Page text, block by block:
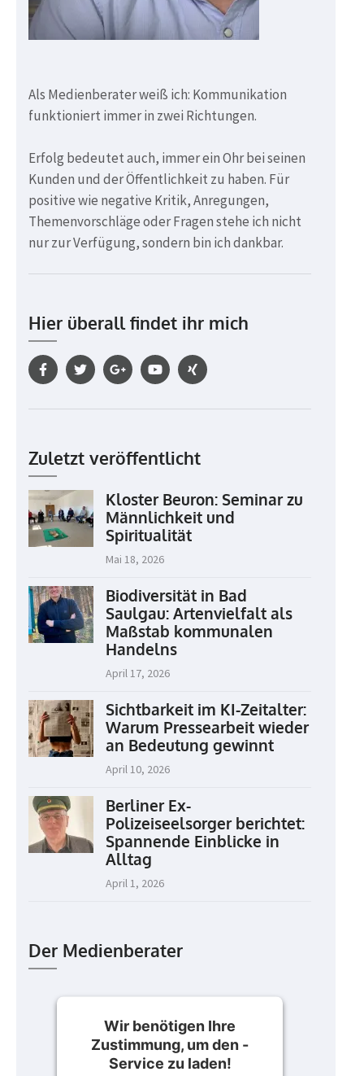
Als Medienberater weiß ich: Kommunikation
funktioniert immer in zwei Richtungen.
Erfolg bedeutet auch, immer ein Ohr bei seinen
Kunden und der Öffentlichkeit zu haben. Für
positive wie negative Kritik, Anregungen,
Themenvorschläge oder Fragen stehe ich nicht
nur zur Verfügung, sondern bin ich dankbar.
Hier überall findet ihr mich
Zuletzt veröffentlicht
Kloster Beuron: Seminar zu
Männlichkeit und
Spiritualität
Mai 18, 2026
Biodiversität in Bad
Saulgau: Artenvielfalt als
Maßstab kommunalen
Handelns
April 17, 2026
Sichtbarkeit im KI-Zeitalter:
Warum Pressearbeit wieder
an Bedeutung gewinnt
April 10, 2026
Berliner Ex-
Polizeiseelsorger berichtet:
Spannende Einblicke in
Alltag
April 1, 2026
Der Medienberater
Wir benötigen Ihre
Zustimmung, um den -
Service zu laden!